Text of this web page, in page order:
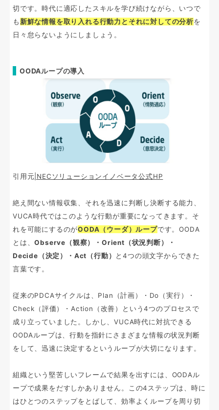
切です。時代に適応したスキルを学び続けながら、いつで
も 新鮮な情報を取り入れる行動力とそれに対しての分析を
日々怠らないようにしましょう。
OODAループの導入
引用元 |NECソリューションイノベータ公式HP
絶え間ない情報収集、それを迅速に判断し決断する能力、
VUCA時代ではこのような行動が重要になってきます。そ
れを可能にするのがOODA（ウーダ）ループです。OODA
とは、Observe（観察）・Orient（状況判断）・
Decide（決定）・Act（行動） と4つの頭文字からできた
言葉です。
従来のPDCAサイクルは、Plan（計画）・Do（実行）・
Check（評価）・Action（改善）という4つのプロセスで
成り立っていました。しかし、VUCA時代に対抗できる
OODAループは、行動を指針にさまざまな情報の状況判断
をして、迅速に決定するというループが大切になります。
組織という堅苦しいフレームで結果を出すには、OODAル
ープで成果をだすしかありません。この4ステップは、時に
はひとつのステップをとばして、効率よくループを周り切